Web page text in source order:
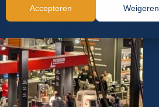
Accepteren Weigeren